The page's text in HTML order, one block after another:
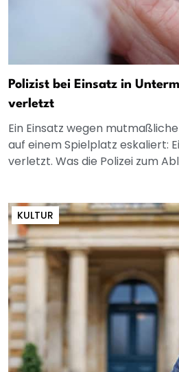
Polizist bei Einsatz in
verletzt
Ein Einsatz wegen
auf einem Spielplatz eskaliert:
verletzt. Was die Polizei zum
KULTUR